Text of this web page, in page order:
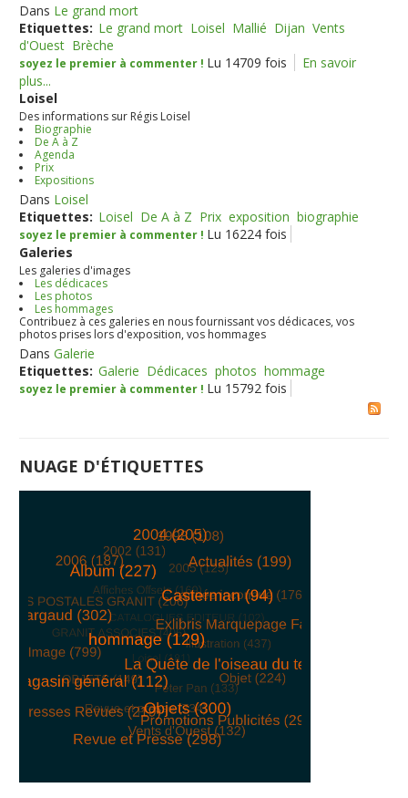
Dans Le grand mort
Etiquettes: Le grand mort Loisel Mallié Dijan Vents
d'Ouest Brèche
soyez le premier à commenter ! Lu 14709 fois
En savoir
plus...
Loisel
Des informations sur Régis Loisel
Biographie
De A à Z
Agenda
Prix
Expositions
Dans Loisel
Etiquettes: Loisel De A à Z Prix exposition biographie
soyez le premier à commenter ! Lu 16224 fois
Galeries
Les galeries d'images
Les dédicaces
Les photos
Les hommages
Contribuez à ces galeries en nous fournissant vos dédicaces, vos
photos prises lors d'exposition, vos hommages
DansGalerie
Etiquettes: Galerie Dédicaces photos hommage
soyez le premier à commenter ! Lu 15792 fois
NUAGE D'ÉTIQUETTES